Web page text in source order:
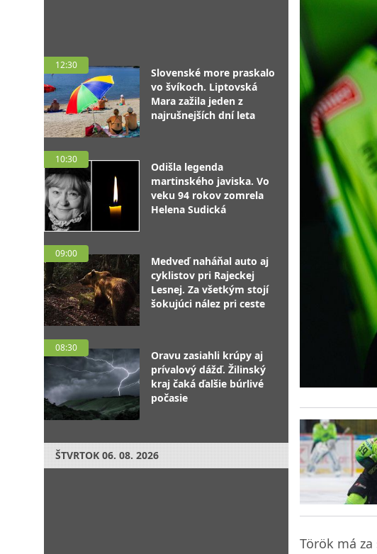
12:30
Slovenské more praskalo
vo švíkoch. Liptovská
Mara zažila jeden z
najrušnejších dní leta
10:30
Odišla legenda
martinského javiska. Vo
veku 94 rokov zomrela
Helena Sudická
09:00
Medveď naháňal auto aj
cyklistov pri Rajeckej
Lesnej. Za všetkým stojí
šokujúci nález pri ceste
08:30
Oravu zasiahli krúpy aj
prívalový dážď. Žilinský
kraj čaká ďalšie búrlivé
počasie
ŠTVRTOK 06. 08. 2026
Török má